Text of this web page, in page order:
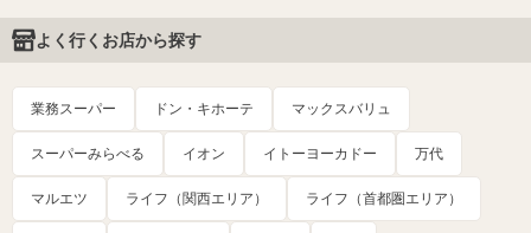
よく行くお店から探す
業務スーパー ドン・キホーテ マックスバリュ
スーパーみらべる イオン イトーヨーカドー 万代
マルエツ ライフ（関西エリア） ライフ（首都圏エリア）